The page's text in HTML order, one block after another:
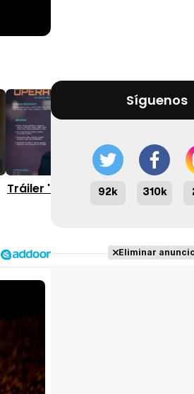
2:18
Tráiler 'The Fix' (2026)
Síguenos
92k 310k
Eliminar